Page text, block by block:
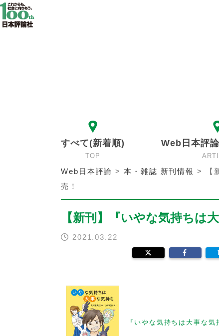
すべて(新着順)
TOP
Web日本評
Web日本評論 >本・雑誌 新刊情報 >
売！
【新刊】『いやな気持ちは
2021.03.22
『いやな気持ちは大事な気